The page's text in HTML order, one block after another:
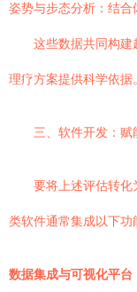
姿势与步态分析：结合
这些数据共同构建
理疗方案提供科学依据。
三、软件开发：
要将上述评估转化
类软件通常集成以下功
数据集成与可视化平台